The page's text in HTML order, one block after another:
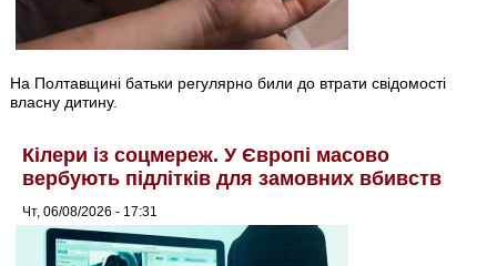
На Полтавщині батьки регулярно били до втрати свідомості
власну дитину.
Кілери із соцмереж. У Європі масово
вербують підлітків для замовних вбивств
Чт, 06/08/2026 - 17:31